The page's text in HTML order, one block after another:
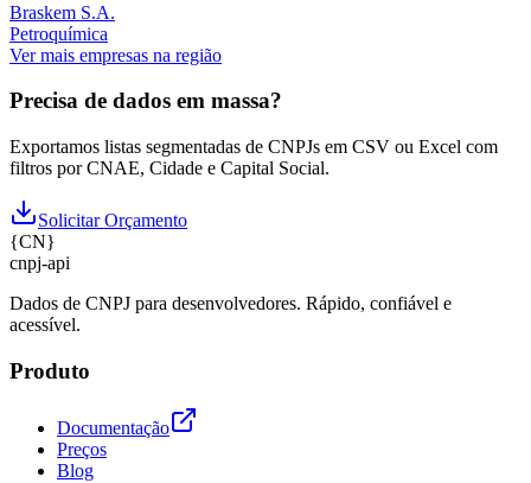
Braskem S.A.
Petroquímica
Ver mais empresas na região
Precisa de dados em massa?
Exportamos listas segmentadas de CNPJs em CSV ou Excel com
filtros por CNAE, Cidade e Capital Social.
Solicitar Orçamento
{CN}
cnpj-api
Dados de CNPJ para desenvolvedores. Rápido, confiável e
acessível.
Produto
Documentação
Preços
Blog